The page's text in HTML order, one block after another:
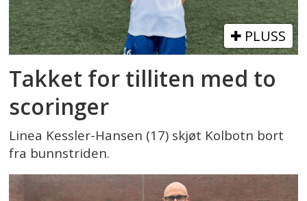
PLUSS
Takket for tilliten med to
scoringer
Linea Kessler-Hansen (17) skjøt Kolbotn bort
fra bunnstriden.